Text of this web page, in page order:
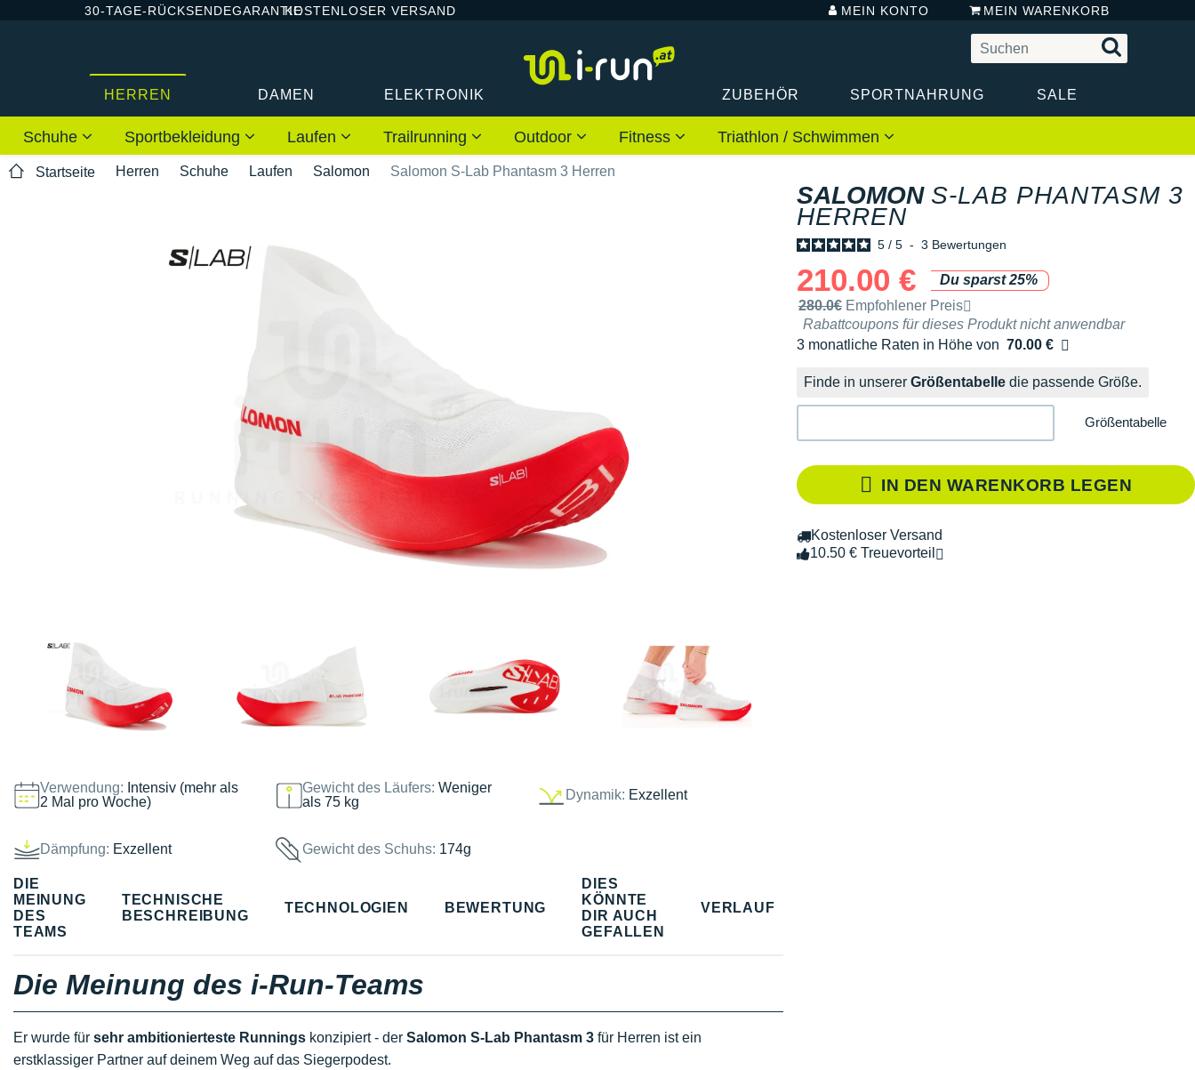
30-TAGE-RÜCKSENDEGARANTIEKOSTENLOSER VERSAND MEIN KONTO MEIN WARENKORB
HERREN DAMEN ELEKTRONIK ZUBEHÖR SPORTNAHRUNG SALE
Schuhe Sportbekleidung Laufen Trailrunning Outdoor Fitness Triathlon / Schwimmen
Startseite Herren Schuhe Laufen Salomon Salomon S-Lab Phantasm 3 Herren
Verwendung: Intensiv (mehr als
2 Mal pro Woche)
Gewicht des Läufers:Weniger
als 75 kg
Dynamik: Exzellent
Dämpfung: Exzellent Gewicht des Schuhs: 174g
SALOMON S-LAB PHANTASM 3
HERREN
5 / 5 - 3 Bewertungen
210.00 €
Du sparst 25%
Unverbindliche Preisempfehlung der Marke
280.0€ Empfohlener Preis
Rabattcoupons für dieses Produkt nicht anwendbar
3 monatliche Raten in Höhe von 70.00 €
Ohne Zusatzkosten
Finde in unserer Größentabelle die passende Größe.
Größentabelle
IN DEN WARENKORB LEGEN
Kostenloser Versand
10.50 € Treuevorteil
DIE
MEINUNG
DES
TEAMS
TECHNISCHE
BESCHREIBUNG
TECHNOLOGIEN BEWERTUNG
DIES
KÖNNTE
DIR AUCH
GEFALLEN
VERLAUF
Die Meinung des i-Run-Teams
Er wurde für sehr ambitionierteste Runnings konzipiert - der Salomon S-Lab Phantasm 3 für Herren ist ein
erstklassiger Partner auf deinem Weg auf das Siegerpodest.